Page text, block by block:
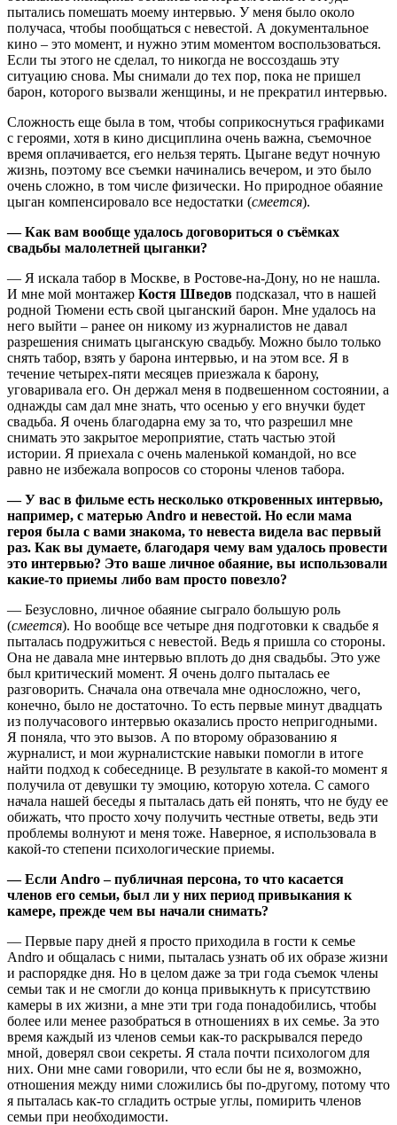
пытались помешать моему интервью. У меня было около
получаса, чтобы пообщаться с невестой. А документальное
кино – это момент, и нужно этим моментом воспользоваться.
Если ты этого не сделал, то никогда не воссоздашь эту
ситуацию снова. Мы снимали до тех пор, пока не пришел
барон, которого вызвали женщины, и не прекратил интервью.
Сложность еще была в том, чтобы соприкоснуться графиками
с героями, хотя в кино дисциплина очень важна, съемочное
время оплачивается, его нельзя терять. Цыгане ведут ночную
жизнь, поэтому все съемки начинались вечером, и это было
очень сложно, в том числе физически. Но природное обаяние
цыган компенсировало все недостатки (смеется).
— Как вам вообще удалось договориться о съёмках
свадьбы малолетней цыганки?
— Я искала табор в Москве, в Ростове-на-Дону, но не нашла.
И мне мой монтажер Костя Шведов подсказал, что в нашей
родной Тюмени есть свой цыганский барон. Мне удалось на
него выйти – ранее он никому из журналистов не давал
разрешения снимать цыганскую свадьбу. Можно было только
снять табор, взять у барона интервью, и на этом все. Я в
течение четырех-пяти месяцев приезжала к барону,
уговаривала его. Он держал меня в подвешенном состоянии, а
однажды сам дал мне знать, что осенью у его внучки будет
свадьба. Я очень благодарна ему за то, что разрешил мне
снимать это закрытое мероприятие, стать частью этой
истории. Я приехала с очень маленькой командой, но все
равно не избежала вопросов со стороны членов табора.
— У вас в фильме есть несколько откровенных интервью,
например, с матерью Andro и невестой. Но если мама
героя была с вами знакома, то невеста видела вас первый
раз. Как вы думаете, благодаря чему вам удалось провести
это интервью? Это ваше личное обаяние, вы использовали
какие-то приемы либо вам просто повезло?
— Безусловно, личное обаяние сыграло большую роль
(смеется). Но вообще все четыре дня подготовки к свадьбе я
пыталась подружиться с невестой. Ведь я пришла со стороны.
Она не давала мне интервью вплоть до дня свадьбы. Это уже
был критический момент. Я очень долго пыталась ее
разговорить. Сначала она отвечала мне односложно, чего,
конечно, было не достаточно. То есть первые минут двадцать
из получасового интервью оказались просто непригодными.
Я поняла, что это вызов. А по второму образованию я
журналист, и мои журналистские навыки помогли в итоге
найти подход к собеседнице. В результате в какой-то момент я
получила от девушки ту эмоцию, которую хотела. С самого
начала нашей беседы я пыталась дать ей понять, что не буду ее
обижать, что просто хочу получить честные ответы, ведь эти
проблемы волнуют и меня тоже. Наверное, я использовала в
какой-то степени психологические приемы.
— Если Andro– публичная персона, то что касается
членов его семьи, был ли у них период привыкания к
камере, прежде чем вы начали снимать?
— Первые пару дней я просто приходила в гости к семье
Andro и общалась с ними, пыталась узнать об их образе жизни
и распорядке дня. Но в целом даже за три года съемок члены
семьи так и не смогли до конца привыкнуть к присутствию
камеры в их жизни, а мне эти три года понадобились, чтобы
более или менее разобраться в отношениях в их семье. За это
время каждый из членов семьи как-то раскрывался передо
мной, доверял свои секреты. Я стала почти психологом для
них. Они мне сами говорили, что если бы не я, возможно,
отношения между ними сложились бы по-другому, потому что
я пыталась как-то сгладить острые углы, помирить членов
семьи при необходимости.